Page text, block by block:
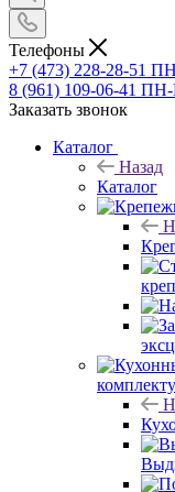
Телефоны
+7 (473) 228-28-51
8 (961) 109-06-41 ПН-
Заказать звонок
Каталог
Назад
Каталог